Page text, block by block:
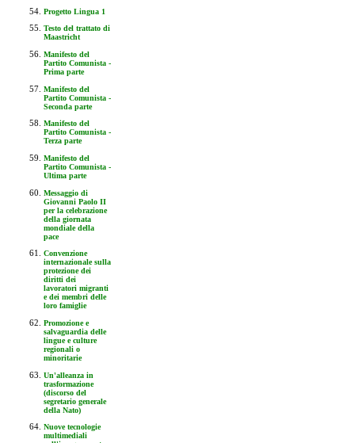
Progetto Lingua 1
Testo del trattato di
Maastricht
Manifesto del
Partito Comunista -
Prima parte
Manifesto del
Partito Comunista -
Seconda parte
Manifesto del
Partito Comunista -
Terza parte
Manifesto del
Partito Comunista -
Ultima parte
Messaggio di
Giovanni Paolo II
per la celebrazione
della giornata
mondiale della
pace
Convenzione
internazionale sulla
protezione dei
diritti dei
lavoratori migranti
e dei membri delle
loro famiglie
Promozione e
salvaguardia delle
lingue e culture
regionali o
minoritarie
Un'alleanza in
trasformazione
(discorso del
segretario generale
della Nato)
Nuove tecnologie
multimediali